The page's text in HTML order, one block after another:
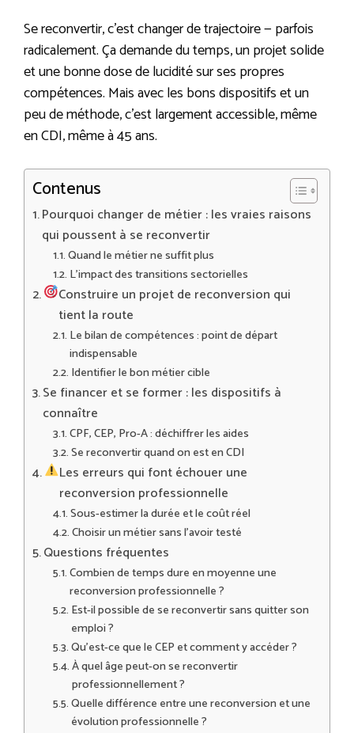
Se reconvertir, c’est changer de trajectoire — parfois
radicalement. Ça demande du temps, un projet solide
et une bonne dose de lucidité sur ses propres
compétences. Mais avec les bons dispositifs et un
peu de méthode, c’est largement accessible, même
en CDI, même à 45 ans.
Contenus
Pourquoi changer de métier : les vraies raisons
qui poussent à se reconvertir
Quand le métier ne suffit plus
L’impact des transitions sectorielles
Construire un projet de reconversion qui
tient la route
Le bilan de compétences : point de départ
indispensable
Identifier le bon métier cible
Se financer et se former : les dispositifs à
connaître
CPF, CEP, Pro-A : déchiffrer les aides
Se reconvertir quand on est en CDI
Les erreurs qui font échouer une
reconversion professionnelle
Sous-estimer la durée et le coût réel
Choisir un métier sans l’avoir testé
Questions fréquentes
Combien de temps dure en moyenne une
reconversion professionnelle ?
Est-il possible de se reconvertir sans quitter son
emploi ?
Qu’est-ce que le CEP et comment y accéder ?
À quel âge peut-on se reconvertir
professionnellement ?
Quelle différence entre une reconversion et une
évolution professionnelle ?